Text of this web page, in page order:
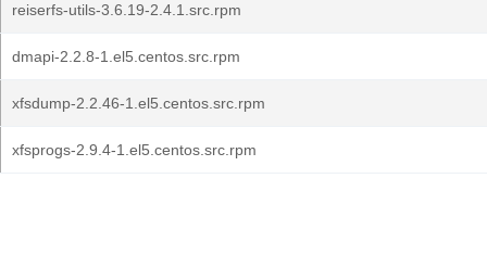
reiserfs-utils-3.6.19-2.4.1.src.rpm
dmapi-2.2.8-1.el5.centos.src.rpm
xfsdump-2.2.46-1.el5.centos.src.rpm
xfsprogs-2.9.4-1.el5.centos.src.rpm